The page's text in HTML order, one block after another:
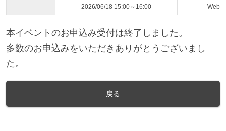
2026/06/18 15:00～16:00 Web
本イベントのお申込み受付は終了しました。
多数のお申込みをいただきありがとうございまし
た。
戻る